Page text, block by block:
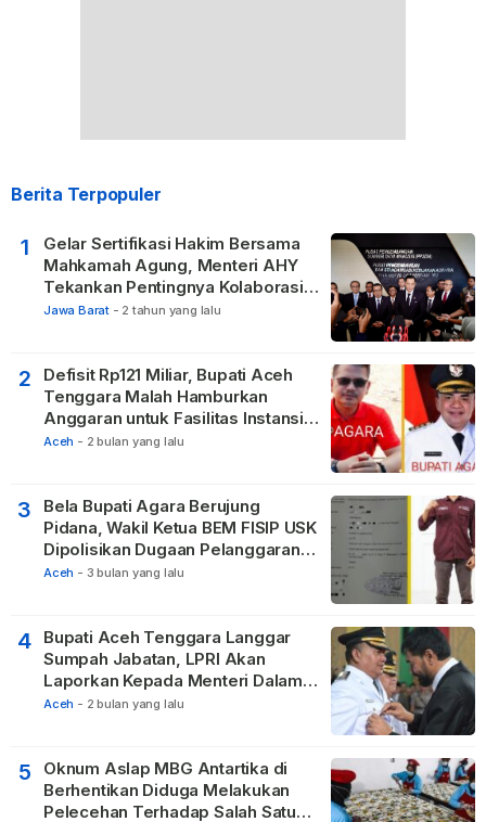
Berita Terpopuler
1
Gelar Sertifikasi Hakim Bersama
Mahkamah Agung, Menteri AHY
Tekankan Pentingnya Kolaborasi
untuk Hadirkan Keadilan bagi
Jawa Barat - 2 tahun yang lalu
2
Defisit Rp121 Miliar, Bupati Aceh
Tenggara Malah Hamburkan
Anggaran untuk Fasilitas Instansi
Vertikal
Aceh - 2 bulan yang lalu
3
Bela Bupati Agara Berujung
Pidana, Wakil Ketua BEM FISIP USK
Dipolisikan Dugaan Pelanggaran
Privasi dan UU ITE
Aceh - 3 bulan yang lalu
4
Bupati Aceh Tenggara Langgar
Sumpah Jabatan, LPRI Akan
Laporkan Kepada Menteri Dalam
Negeri
Aceh - 2 bulan yang lalu
5
Oknum Aslap MBG Antartika di
Berhentikan Diduga Melakukan
Pelecehan Terhadap Salah Satu